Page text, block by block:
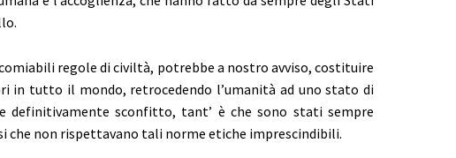
regole di civiltà, potrebbe a nostro avviso, costituire
in tutto il mondo, retrocedendo l’umanità ad uno stato di
definitivamente sconfitto, tant’ è che sono stati sempre
che non rispettavano tali norme etiche imprescindibili.